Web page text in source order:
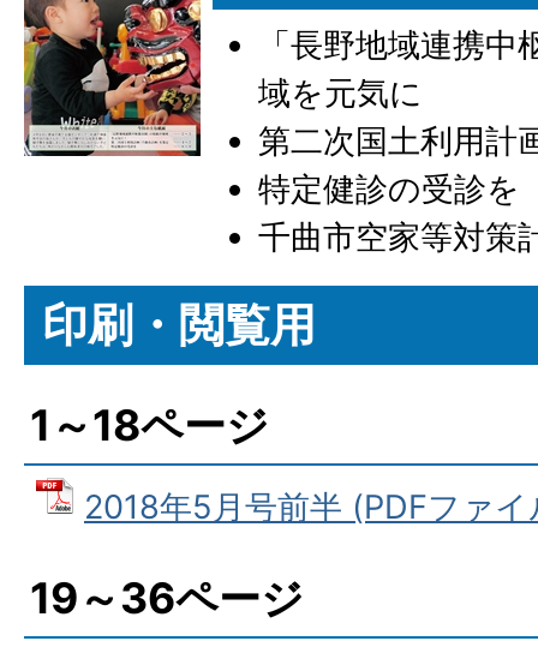
「長野地域連携
域を元気に
第二次国土利用計
特定健診の受診を
千曲市空家等対策
印刷・閲覧用
1～18ページ
2018年5月号前半 (PDFファイ
19～36ページ